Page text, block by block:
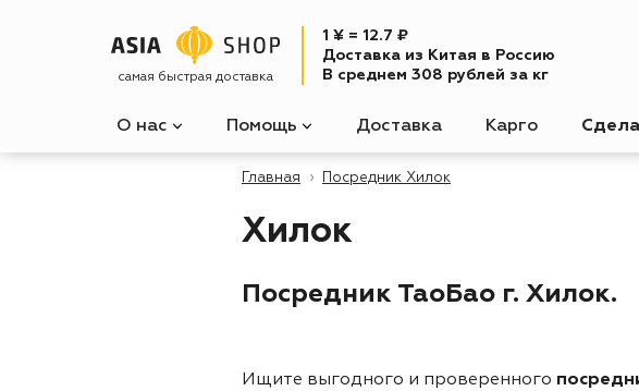
самая быстрая доставка
1 ¥ = 12.7 ₽
Доставка из Китая в Россию
В среднем 308 рублей за кг
О нас Помощь Доставка Карго
Главная Посредник Хилок
Хилок
Посредник ТаоБао г. Хилок.
Ищите выгодного и проверенного